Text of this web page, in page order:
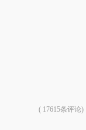
( 17615条评论)